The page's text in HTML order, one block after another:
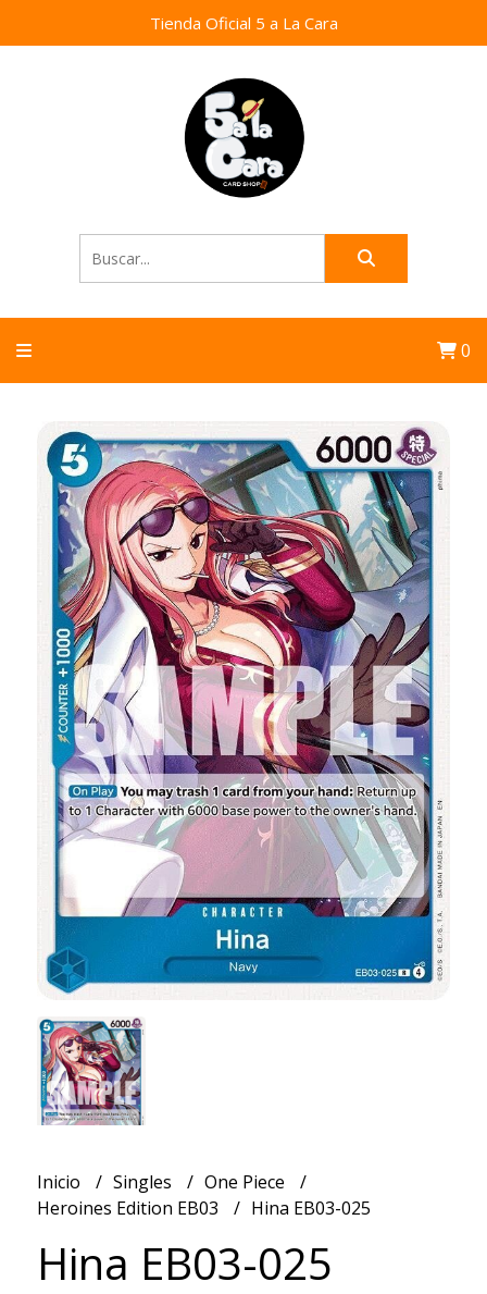
Tienda Oficial 5 a La Cara
0
Inicio Singles
One Piece
Heroines Edition EB03
Hina EB03-025
Hina EB03-025